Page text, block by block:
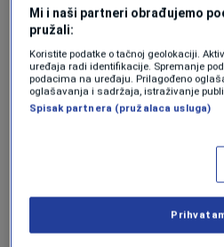
zbog zatvorenih
Čović: Razgovori
se zasjene
VIJESTI|14. sep.|
Hoće li 'novo
uvijek biti u
Palmerova
strankama: Tu
Mi i naši partneri obrađujemo
pružali:
Koristite podatke o tačnoj geolokaciji.
uređaja radi identifikacije. Spremanje
podacima na uređaju. Prilagođeno
oglašavanja i sadržaja, istraživanje
Spisak partnera (pružalaca usluga)